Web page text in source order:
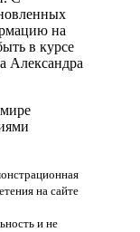
на
в курсе
Александра
на сайте
и не